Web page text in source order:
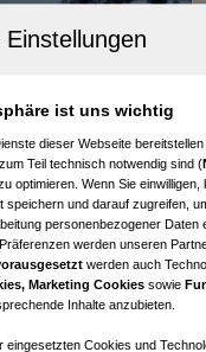
ist uns wichtig
dieser Webseite
Teil technisch notwendig sind (
optimieren. Wenn Sie
speichern und darauf zugreifen,
personenbezogener
werden unseren
werden auch
Marketing Cookies sowie
Inhalte anzubieten.
eingesetzten Cookies und